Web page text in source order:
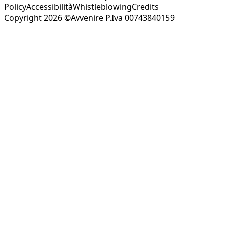
PolicyAccessibilitàWhistleblowingCredits
Copyright 2026 ©Avvenire P.Iva 00743840159